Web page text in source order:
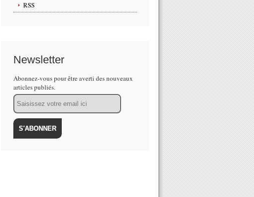
RSS
Newsletter
Abonnez-vous pour être averti des nouveaux
articles publiés.
Email